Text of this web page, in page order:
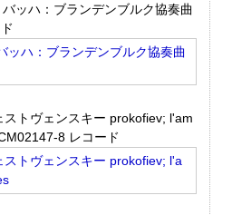
ッハ：ブランデンブルク協奏曲
ストヴェンスキー prokofiev; l'am
8 レコード